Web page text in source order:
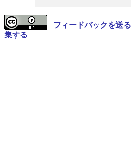
フィードバックを送る
集する